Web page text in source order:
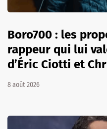
Boro700 : les
rappeur qui lui
d’Éric Ciotti et
8 août 2026